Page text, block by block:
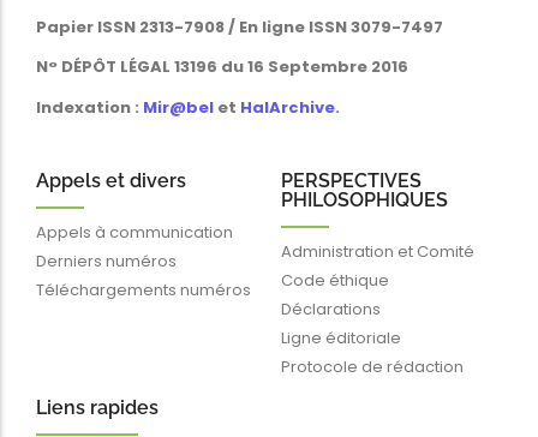
Papier ISSN 2313-7908 / En ligne ISSN 3079-7497
N° DÉPÔT LÉGAL 13196 du 16 Septembre 2016
Indexation : Mir@bel et HalArchive.
Appels et divers
Appels à communication
Derniers numéros
Téléchargements numéros
PERSPECTIVES
PHILOSOPHIQUES
Administration et Comité
Code éthique
Déclarations
Ligne éditoriale
Protocole de rédaction
Liens rapides